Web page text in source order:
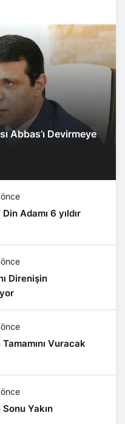
Abbas’ı Devirmeye
Adamı 6 yıldır
Direnişin
Vuracak
Yakın